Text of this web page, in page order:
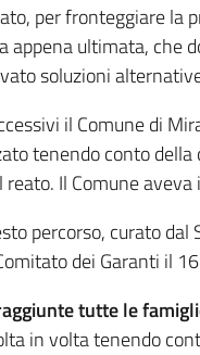
per fronteggiare la
appena ultimata, che
soluzioni
il Comune di
tenendo conto
Il Comune
percorso, curato
dei Garanti il
tutte le
in volta tenendo